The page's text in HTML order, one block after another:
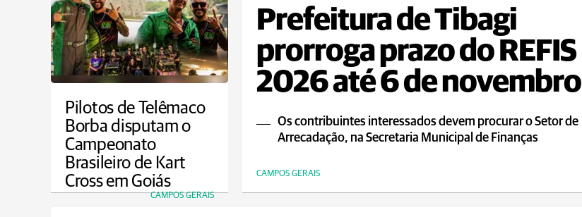
Prefeitura de Tibagi
prorroga prazo do REFIS
2026 até 6 de novembro
Os contribuintes interessados devem procurar o Setor de
Arrecadação, na Secretaria Municipal de Finanças
CAMPOS GERAIS
Pilotos de Telêmaco
Borba disputam o
Campeonato
Brasileiro de Kart
Cross em Goiás
CAMPOS GERAIS